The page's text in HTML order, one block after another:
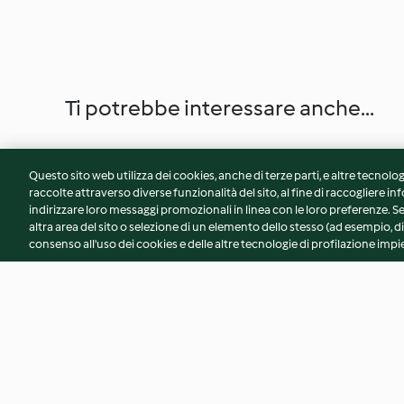
Ti potrebbe interessare anche...
Questo sito web utilizza dei cookies, anche di terze parti, e altre
raccolte attraverso diverse funzionalità del sito, al fine di raccogliere
indirizzare loro messaggi promozionali in linea con le loro preferenze.
altra area del sito o selezione di un elemento dello stesso (ad esempio,
consenso all'uso dei cookies e delle altre tecnologie di profilazione